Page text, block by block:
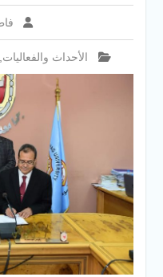
الأحداث والفعاليات